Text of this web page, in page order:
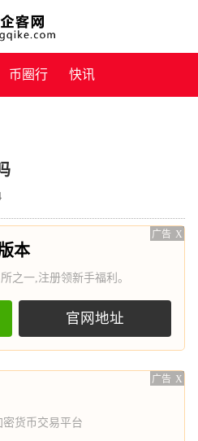
币圈行 快讯
广告 X
本
之一,注册领新手福利。
官网地址
广告 X
密货币交易平台